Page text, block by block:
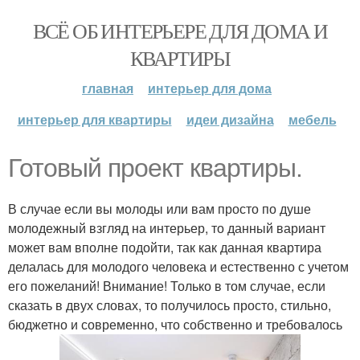
ВСЁ ОБ ИНТЕРЬЕРЕ ДЛЯ ДОМА И
КВАРТИРЫ
главная
интерьер для дома
интерьер для квартиры
идеи дизайна мебель
Готовый проект квартиры.
В случае если вы молоды или вам просто по душе
молодежный взгляд на интерьер, то данный вариант
может вам вполне подойти, так как данная квартира
делалась для молодого человека и естественно с учетом
его пожеланий! Внимание! Только в том случае, если
сказать в двух словах, то получилось просто, стильно,
бюджетно и современно, что собственно и требовалось